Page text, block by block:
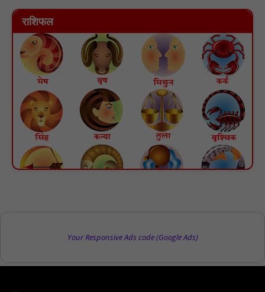
राशिफल
Your Responsive Ads code (Google Ads)